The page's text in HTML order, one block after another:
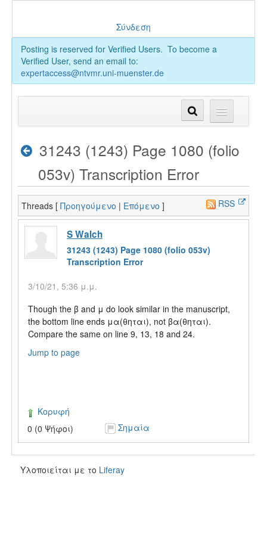
Σύνδεση
Posting is reserved for Verified Users. To become a
Verified User, send an email to:
expertaccess@ntvmr.uni-muenster.de
31243 (1243) Page 1080 (folio
053v) Transcription Error
Threads [ Προηγούμενο | Επόμενο ] RSS
S Walch
31243 (1243) Page 1080 (folio 053v)
Transcription Error
3/10/21, 5:36 μ.μ.
Though the β and μ do look similar in the manuscript,
the bottom line ends μα(θηται), not βα(θηται).
Compare the same on line 9, 13, 18 and 24.
Jump to page
0 (0 Ψήφοι) Σημαία
Κορυφή
Υλοποιείται με το Liferay